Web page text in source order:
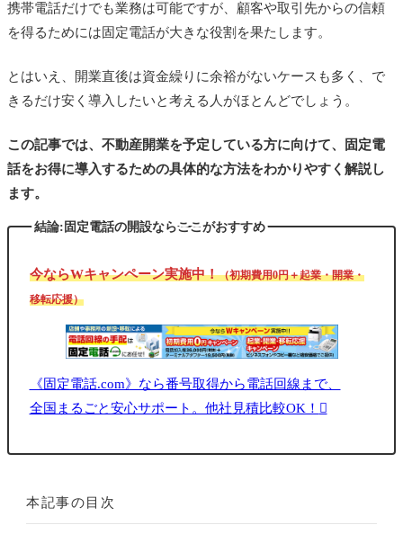
携帯電話だけでも業務は可能ですが、顧客や取引先からの信頼
を得るためには固定電話が大きな役割を果たします。
とはいえ、開業直後は資金繰りに余裕がないケースも多く、で
きるだけ安く導入したいと考える人がほとんどでしょう。
この記事では、不動産開業を予定している方に向けて、固定電
話をお得に導入するための具体的な方法をわかりやすく解説し
ます。
結論:固定電話の開設ならここがおすすめ
今ならWキャンペーン実施中！（初期費用0円＋起業・開業・
移転応援）
《固定電話.com》なら番号取得から電話回線まで、
全国まるごと安心サポート。他社見積比較OK！
本記事の目次